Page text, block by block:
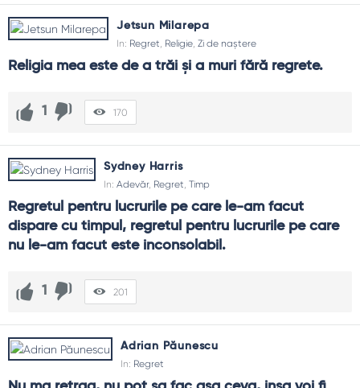
Jetsun Milarepa
In: Regret, Religie, Zi de naștere
Religia mea este de a trăi şi a muri fără regrete.
1 170
Sydney Harris
In: Adevăr, Regret, Timp
Regretul pentru lucrurile pe care le-am facut
dispare cu timpul, regretul pentru lucrurile pe care
nu le-am facut este inconsolabil.
1 201
Adrian Păunescu
In: Regret